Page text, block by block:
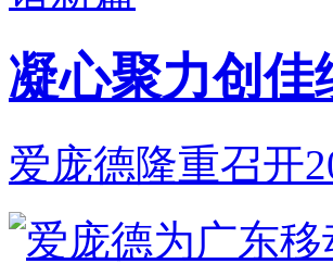
凝心聚力创
爱庞德隆重召开